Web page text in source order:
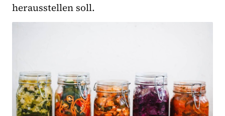
herausstellen soll.